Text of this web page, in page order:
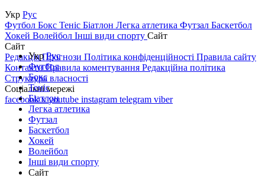
Укр Рус
Футбол Бокс Теніс Біатлон Легка атлетика Футзал Баскетбол
Хокей Волейбол Інші види спорту Сайт
Сайт
РедакціяПрогнози Політика конфіденційності Правила сайту
КонтактиПравила коментування Редакційна політика
Структура власності
Соціальні мережі
facebookxyoutube instagram telegram viber
УкрРус
Футбол
Бокс
Теніс
Біатлон
Легка атлетика
Футзал
Баскетбол
Хокей
Волейбол
Інші види спорту
Сайт